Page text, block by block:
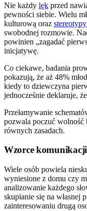
Nie każdy lęk przed
pewności siebie. Wielu
kulturową oraz
swobodnej rozmowie.
powinien „zagadać
inicjatywę.
Co ciekawe, badania
pokazują, że aż 48%
kiedy to dziewczyna
jednocześnie deklaruje,
Przełamywanie
pozwala poczuć wolność
równych zasadach.
Wzorce
Wiele osób powiela
wyniesione z domu czy
analizowanie każdego
skupianie się na własnej
zainteresowaniu drugą